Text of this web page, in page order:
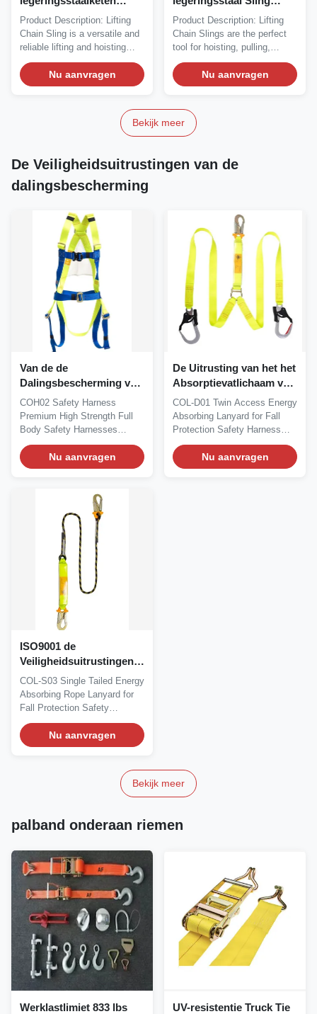
opheffingsslangen voor
robuuste prestaties
Product Description: Lifting
Chain Sling is a versatile and
reliable lifting and hoisting
tool...
Nu aanvragen
Aanpasbare lengte
Verschillende maten
beschikbaar
Product Description: Lifting
Chain Slings are the perfect
tool for hoisting, pulling,
towing, and...
Nu aanvragen
Bekijk meer
De Veiligheidsuitrustingen van de
dalingsbescherming
Van de de
Dalingsbescherming van
GB 6095 de
Veiligheidsuitrustingen,
Volledige
Lichaamsuitrusting voor
het Werken bij Hoogte
COH02 Safety Harness
Premium High Strength Full
Body Safety Harnesses
(brand name: COBAIN)...
Nu aanvragen
De Uitrusting van het het
Absorptievatlichaam van
GB 6095
COL-D01 Twin Access Energy
Absorbing Lanyard for Fall
Protection Safety Harness
Description...
Nu aanvragen
ISO9001 de
Veiligheidsuitrustingen
van de
dalingsbescherming
COL-S03 Single Tailed Energy
Absorbing Rope Lanyard for
Fall Protection Safety
Harness Product...
Nu aanvragen
Bekijk meer
palband onderaan riemen
Werklastlimiet 833 lbs
UV-resistentie Truck Tie